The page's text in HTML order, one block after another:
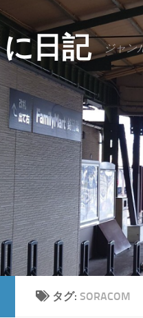
日記 ジャン
タグ: SORACOM